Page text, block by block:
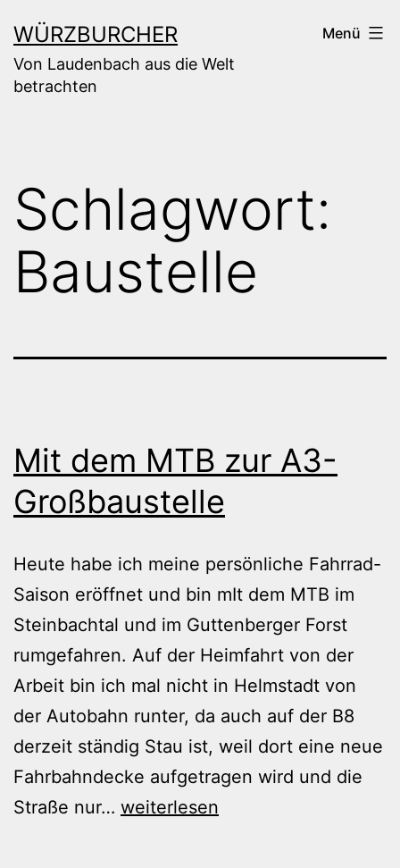
Inhalt
springen
WÜRZBURCHER
Von Laudenbach aus die Welt
betrachten
Menü
Schlagwort:
Baustelle
Mit dem MTB zur A3-
Großbaustelle
Heute habe ich meine persönliche Fahrrad-
Saison eröffnet und bin mIt dem MTB im
Steinbachtal und im Guttenberger Forst
rumgefahren. Auf der Heimfahrt von der
Arbeit bin ich mal nicht in Helmstadt von
der Autobahn runter, da auch auf der B8
derzeit ständig Stau ist, weil dort eine neue
Fahrbahndecke aufgetragen wird und die
Straße nur… Mit
weiterlesen